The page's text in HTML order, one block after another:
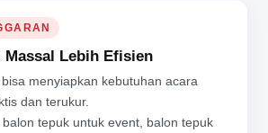
Lebih Efisien
menyiapkan kebutuhan acara
dan terukur.
tepuk untuk event, balon tepuk